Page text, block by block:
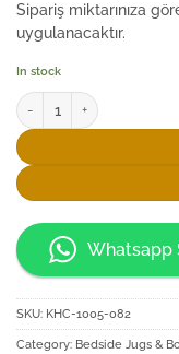
Sipariş miktarınıza
uygulanacaktır.
In stock
Elsanat Earth CMYK
Whatsapp
SKU: KHC-1005-082
Category: Bedside Jugs &